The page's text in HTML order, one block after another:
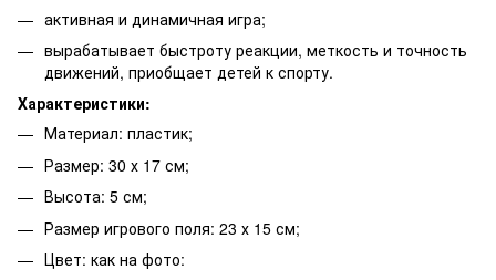
активная и динамичная игра;
вырабатывает быстроту реакции, меткость и точность
движений, приобщает детей к спорту.
Характеристики:
Материал: пластик;
Размер: 30 х 17 см;
Высота: 5 см;
Размер игрового поля: 23 х 15 см;
Цвет: как на фото: